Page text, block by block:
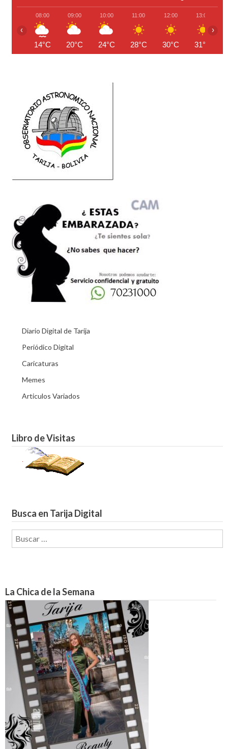
08:00
14°C
09:00
20°C
10:00
24°C
11:00
28°C
12:00
30°C
13:00
31°C
‹ ›
Diario Digital de Tarija
Periódico Digital
Caricaturas
Memes
Articulos Variados
Libro de Visitas
Busca en Tarija Digital
Buscar:
La Chica de la Semana